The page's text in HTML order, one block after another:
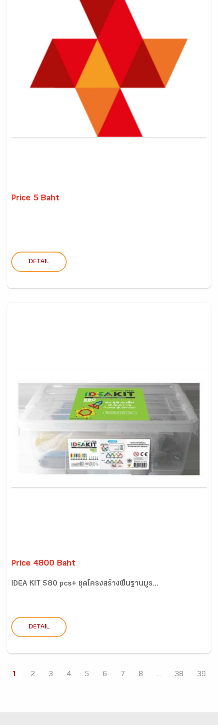
Price 5 Baht
DETAIL
Price 4800 Baht
IDEA KIT 580 pcs+ ชุดโครงสร้างพื้นฐานบูร...
DETAIL
1 2 3 4 5 6 7 8 ... 38 39